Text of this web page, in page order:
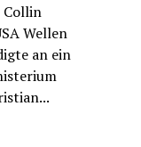
Collin
Wellen
an ein